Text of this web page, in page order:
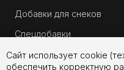
Сайт использует cookie
обеспечить корректную
Добавки для снеков
Спецдобавки